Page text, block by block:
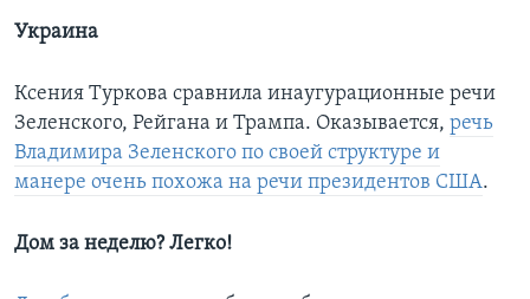
Украина
Ксения Туркова сравнила инаугурационные речи
Зеленского, Рейгана и Трампа. Оказывается, речь
Владимира Зеленского по своей структуре и
манере очень похожа на речи президентов США.
Дом за неделю? Легко!